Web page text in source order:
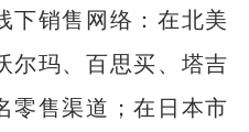
下销售网络：在北美
尔玛、百思买、塔吉
零售渠道；在日本市